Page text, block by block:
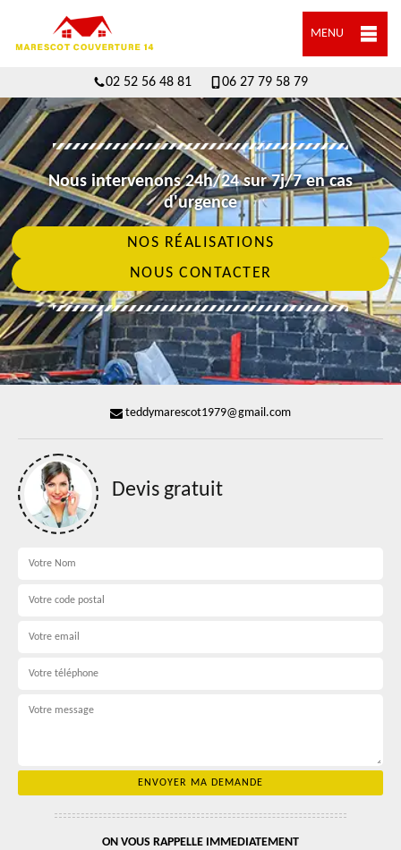
MENU
02 52 56 48 81 06 27 79 58 79
Nous intervenons 24h/24 sur 7j/7 en cas
d'urgence
NOS RÉALISATIONS
NOUS CONTACTER
teddymarescot1979@gmail.com
Devis gratuit
ON VOUS RAPPELLE IMMEDIATEMENT